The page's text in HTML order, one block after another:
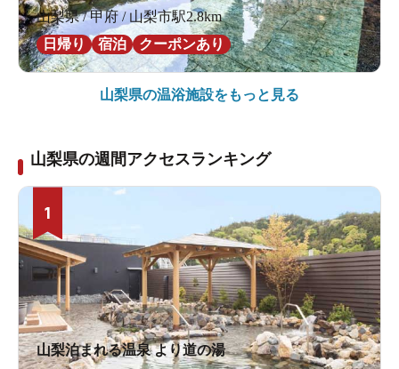
山梨県 / 甲府 / 山梨市駅2.8km
日帰り
宿泊 クーポンあり
山梨県の温浴施設をもっと見る
山梨県の週間アクセスランキング
1
山梨泊まれる温泉 より道の湯